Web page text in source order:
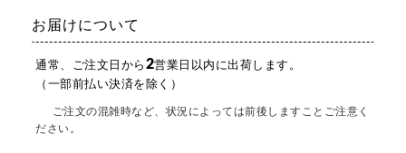
お届けについて
通常、ご注文日から 2営業日以内に出荷します。
（一部前払い決済を除く）
ご注文の混雑時など、状況によっては前後しますことご注意く
ださい。